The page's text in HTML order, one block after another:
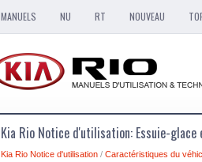
MANUELS NU RT NOUVEAU
Kia Rio Notice d'utilisation: Essuie-
Kia Rio Notice d'utilisation / Caractéristiques du